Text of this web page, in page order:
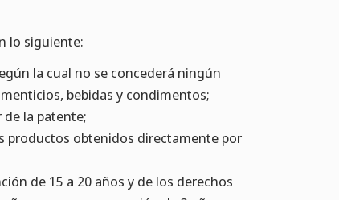
lo siguiente:
la cual no se concederá ningún
bebidas y condimentos;
la patente;
productos obtenidos directamente por
de 15 a 20 años y de los derechos